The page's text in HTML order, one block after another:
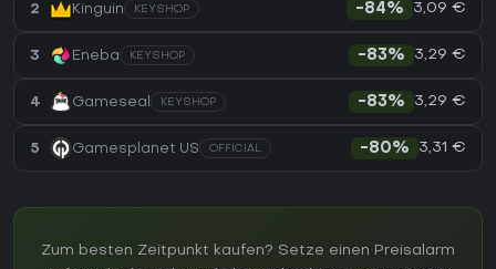
2 Kinguin KEYSHOP -84% 3,09 €
3 Eneba KEYSHOP -83% 3,29 €
4 Gameseal KEYSHOP -83% 3,29 €
5 Gamesplanet US OFFICIAL -80% 3,31 €
Zum besten Zeitpunkt kaufen? Setze einen Preisalarm